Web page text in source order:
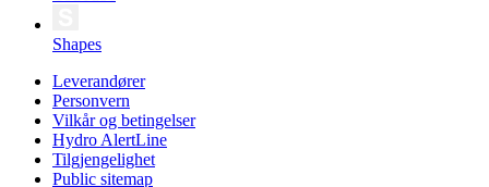
Shapes
Leverandører
Personvern
Vilkår og betingelser
Hydro AlertLine
Tilgjengelighet
Public sitemap